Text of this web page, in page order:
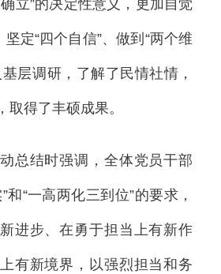
立”的决定性意义，更加自觉
坚定“四个自信”、做到“两个维
层调研，了解了民情社情，
取得了丰硕成果。
结时强调，全体党员干部
和“一高两化三到位”的要求，
进步、在勇于担当上有新作
有新境界，以强烈担当和务